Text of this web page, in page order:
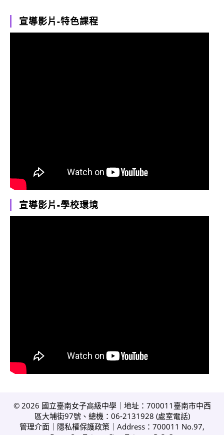
宣導影片-特色課程
宣導影片-學校環境
© 2026 國立臺南女子高級中學｜地址：700011臺南市中西
區大埔街97號、總機：06-2131928 (處室電話)
管理介面
隱私權保護政策 ｜Address：700011 No.97,